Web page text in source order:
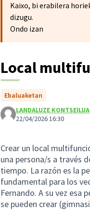
Kaixo, bi erabilera
dizugu.
Ondo izan
Local
Ebaluaketan
LANDALUZE KONTSEILUA
22/04/2026 16:30
Crear un local
una persona/s a través
tiempo. La razón es la
fundamental para los
Fernando. A su vez esa
se pueden crear